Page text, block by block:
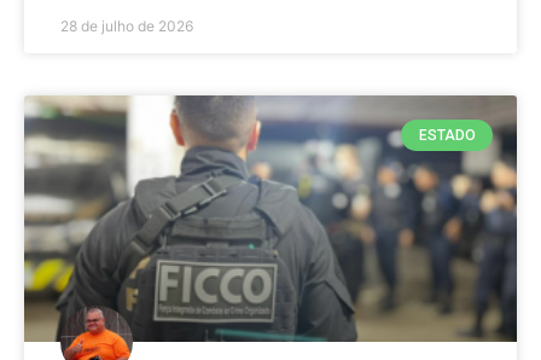
28 de julho de 2026
ESTADO